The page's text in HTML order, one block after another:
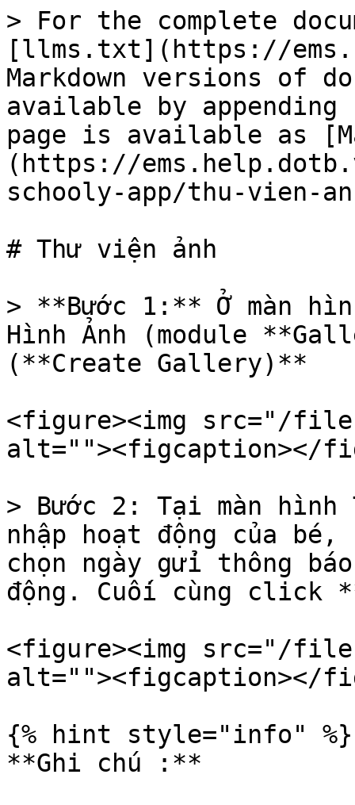
> For the complete
[llms.txt](https://
Markdown versions of
available by
page is available as
(https://
schooly-app/thu-vien-
# Thư viện ảnh
> **Bước 1:** Ở màn
Hình Ảnh (module
(**Create Gallery)**
<figure><img src="/files/
alt=""><figcaption></
> Bước 2: Tại màn
nhập hoạt động của
chọn ngày gửi thông
động. Cuối cùng click
<figure><img src="/files/
alt=""><figcaption></
{% hint style="info" %}
**Ghi chú :**